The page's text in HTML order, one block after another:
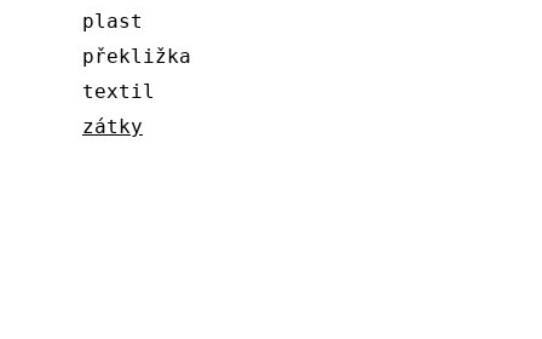
plast
překližka
textil
zátky